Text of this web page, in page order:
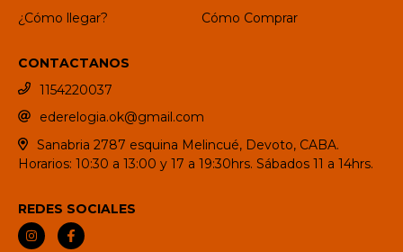
¿Cómo llegar? Cómo Comprar
CONTACTANOS
1154220037
ederelogia.ok@gmail.com
Sanabria 2787 esquina Melincué, Devoto, CABA.
Horarios: 10:30 a 13:00 y 17 a 19:30hrs. Sábados 11 a 14hrs.
REDES SOCIALES